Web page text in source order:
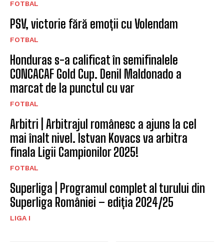
FOTBAL
PSV, victorie fără emoții cu Volendam
FOTBAL
Honduras s-a calificat în semifinalele
CONCACAF Gold Cup. Denil Maldonado a
marcat de la punctul cu var
FOTBAL
Arbitri | Arbitrajul românesc a ajuns la cel
mai înalt nivel. Istvan Kovacs va arbitra
finala Ligii Campionilor 2025!
FOTBAL
Superliga | Programul complet al turului din
Superliga României – ediția 2024/25
LIGA I